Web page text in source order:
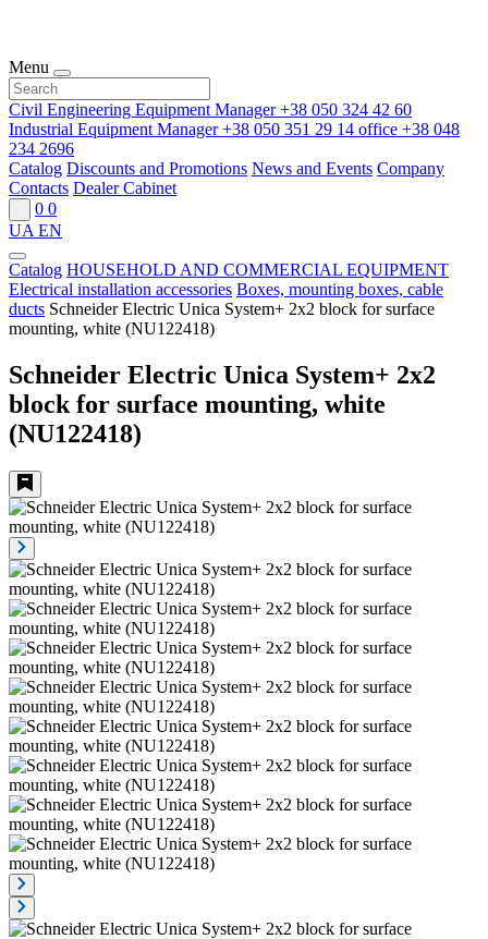
Menu
Civil Engineering Equipment Manager+38 050 324 42 60
Industrial Equipment Manager+38 050 351 29 14 office +38 048
234 2696
Catalog Discounts and Promotions News and Events Company
Contacts Dealer Cabinet
0 0
UA EN
Catalog HOUSEHOLD AND COMMERCIAL EQUIPMENT
Electrical installation accessories Boxes, mounting boxes, cable
ducts Schneider Electric Unica System+ 2x2 block for surface
mounting, white (NU122418)
Schneider Electric Unica System+ 2x2
block for surface mounting, white
(NU122418)